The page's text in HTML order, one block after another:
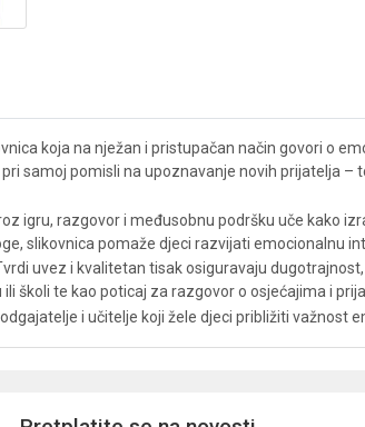
koja na nježan i pristupačan način govori o
samoj pomisli na upoznavanje novih prijatelja –
igru, razgovor i međusobnu podršku uče kako
slikovnica pomaže djeci razvijati emocionalnu
uvez i kvalitetan tisak osiguravaju
školi te kao poticaj za razgovor o osjećajima i
i učitelje koji žele djeci približiti važnost